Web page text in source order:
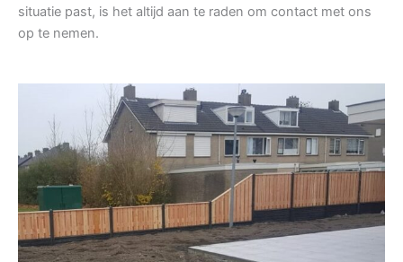
situatie past, is het altijd aan te raden om contact met ons
op te nemen.